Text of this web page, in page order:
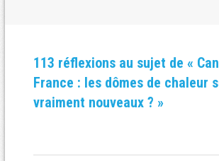
113 réflexions au sujet de «
France : les dômes de chaleur
vraiment nouveaux ? »